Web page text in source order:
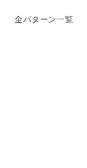
全パターン一覧